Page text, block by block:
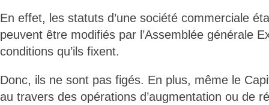
En effet, les statuts d’une société commerciale
peuvent être modifiés par l’Assemblée générale
conditions qu’ils fixent.
Donc, ils ne sont pas figés. En plus, même le
au travers des opérations d’augmentation ou de